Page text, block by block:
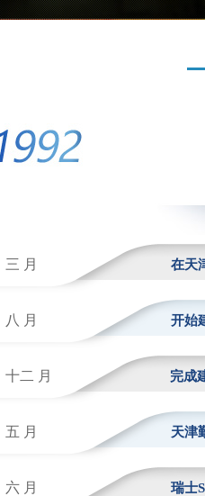
三 月 在天
八 月 开始
十二 月 完成
五 月 天津
六 月 瑞士